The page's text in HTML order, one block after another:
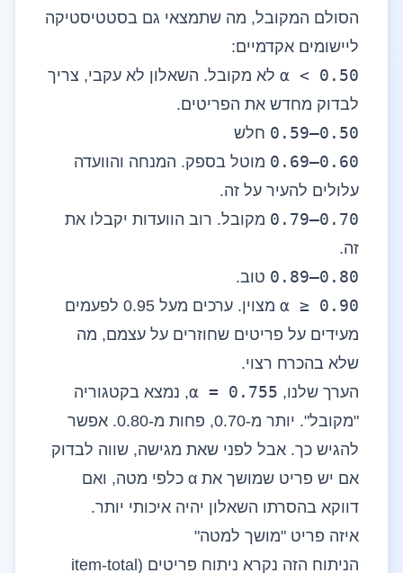
הסולם המקובל, מה שתמצאי גם בסטטיסטיקה
ליישומים אקדמיים:
α < 0.50 לא מקובל. השאלון לא עקבי, צריך
לבדוק מחדש את הפריטים.
0.50–0.59 חלש
0.60–0.69
מוטל בספק. המנחה והוועדה
עלולים להעיר על זה.
0.70–0.79
מקובל. רוב הוועדות יקבלו את
זה.
0.80–0.89 טוב.
α ≥ 0.90
מצוין. ערכים מעל 0.95 לפעמים
מעידים על פריטים שחוזרים על עצמם, מה
שלא בהכרח רצוי.
הערך שלנו, α = 0.755, נמצא בקטגוריה
"מקובל". יותר מ-0.70, פחות מ-0.80. אפשר
להגיש כך. אבל לפני שאת מגישה, שווה לבדוק
אם יש פריט שמושך את α כלפי מטה, ואם
דווקא בהסרתו השאלון יהיה איכותי יותר.
איזה פריט "מושך למטה"
הניתוח הזה נקרא ניתוח פריטים (item-total